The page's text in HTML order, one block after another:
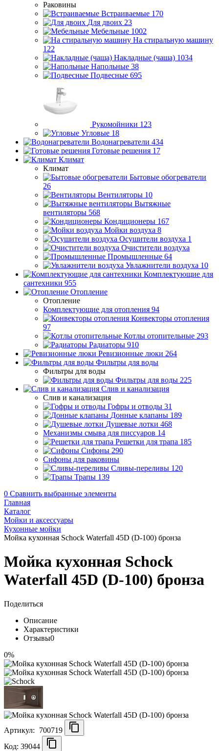
Раковины
Встраиваемые 170
Для двоих 23
Мебельные 1002
На стиральную машину
122
Накладные (чаша) 1034
Напольные 38
Подвесные 695
Рукомойники 123
Угловые 18
Водонагреватели 434
Готовые решения 17
Климат
Климат
Бытовые обогреватели
26
Вентиляторы 10
Вытяжные
вентиляторы 568
Кондиционеры 167
Мойки воздуха 8
Осушители воздуха 1
Очистители воздуха
Промышленные 64
Увлажнители воздуха 10
Комплектующие для
сантехники 955
Отопление
Отопление
Комплектующие для отопления 94
Конвекторы отопления
97
Котлы отопительные 293
Радиаторы 910
Ревизионные люки 264
Фильтры для воды
Фильтры для воды
Фильтры для воды 225
Слив и канализация
Слив и канализация
Гофры и отводы 31
Донные клапаны 189
Душевые лотки 468
Механизмы смыва для писсуаров 14
Решетки для трапа 185
Сифоны 290
Сифоны для раковины
Сливы-переливы 120
Трапы 139
0 Сравнить выбранные элементы
Главная
Каталог
Мойки и аксессуары
Кухонные мойки
Мойка кухонная Schock Waterfall 45D (D-100) бронза
Мойка кухонная Schock
Waterfall 45D (D-100) бронза
Поделиться
Описание
Характеристики
Отзывы0
0%
Артикул:
700719
Код: 39044